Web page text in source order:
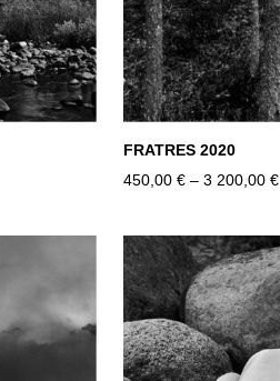
FRATRES 2020
450,00 €– 3 200,00 €